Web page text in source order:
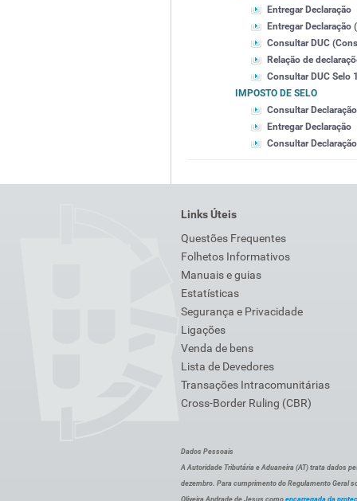
Entregar Declaração
Entregar Declaração
Consultar DUC
Relação de
Consultar DUC Selo
IMPOSTO DE SELO
Consultar Declaração
Entregar Declaração
Consultar
Links Úteis
Questões Frequentes
Folhetos Informativos
Manuais e guias
Estatísticas
Segurança e Privacidade
Ligações
Venda de bens
Lista de Devedores
Transações Intracomunitárias
Cross-Border Ruling (CBR)
Dados Pessoais
A Autoridade Tributária e Aduaneira (AT) trata dados
dezembro. Para cumprimento do Regulamento Geral
Oliveira Andrade de Jesus como encarregada da